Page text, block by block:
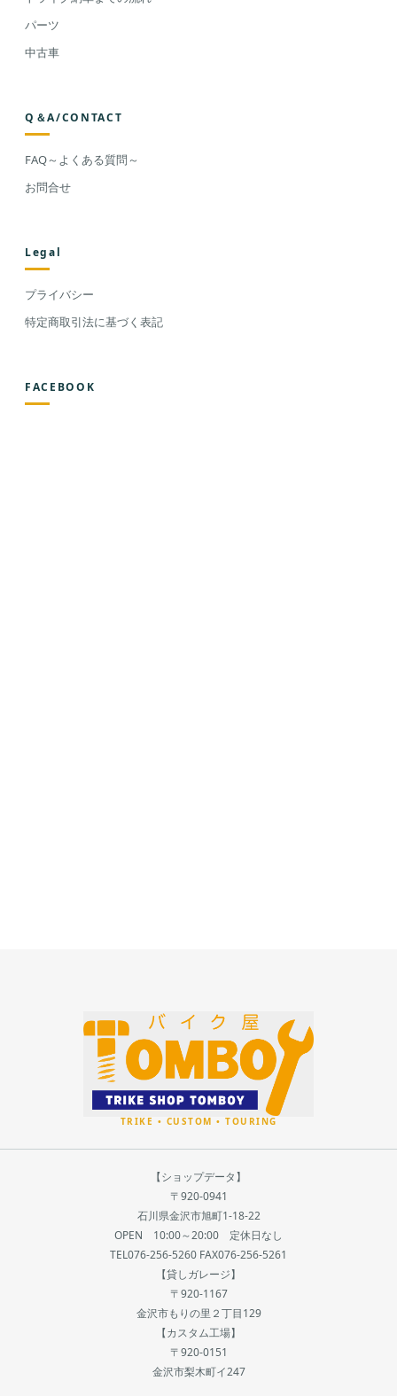
パーツ
中古車
Q＆A/CONTACT
FAQ～よくある質問～
お問合せ
Legal
プライバシー
特定商取引法に基づく表記
FACEBOOK
【ショップデータ】
〒920-0941
石川県金沢市旭町1-18-22
OPEN 10:00～20:00 定休日なし
TEL076-256-5260 FAX076-256-5261
【貸しガレージ】
〒920-1167
金沢市もりの里２丁目129
【カスタム工場】
〒920-0151
金沢市梨木町イ247